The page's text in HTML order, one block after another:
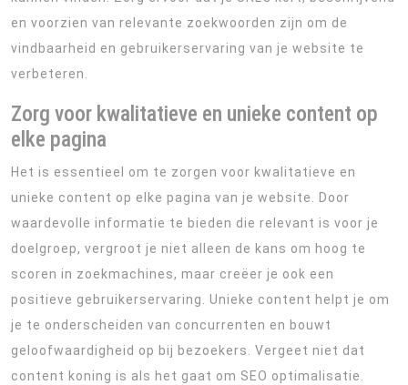
en voorzien van relevante zoekwoorden zijn om de
vindbaarheid en gebruikerservaring van je website te
verbeteren.
Zorg voor kwalitatieve en unieke content op
elke pagina
Het is essentieel om te zorgen voor kwalitatieve en
unieke content op elke pagina van je website. Door
waardevolle informatie te bieden die relevant is voor je
doelgroep, vergroot je niet alleen de kans om hoog te
scoren in zoekmachines, maar creëer je ook een
positieve gebruikerservaring. Unieke content helpt je om
je te onderscheiden van concurrenten en bouwt
geloofwaardigheid op bij bezoekers. Vergeet niet dat
content koning is als het gaat om SEO optimalisatie.